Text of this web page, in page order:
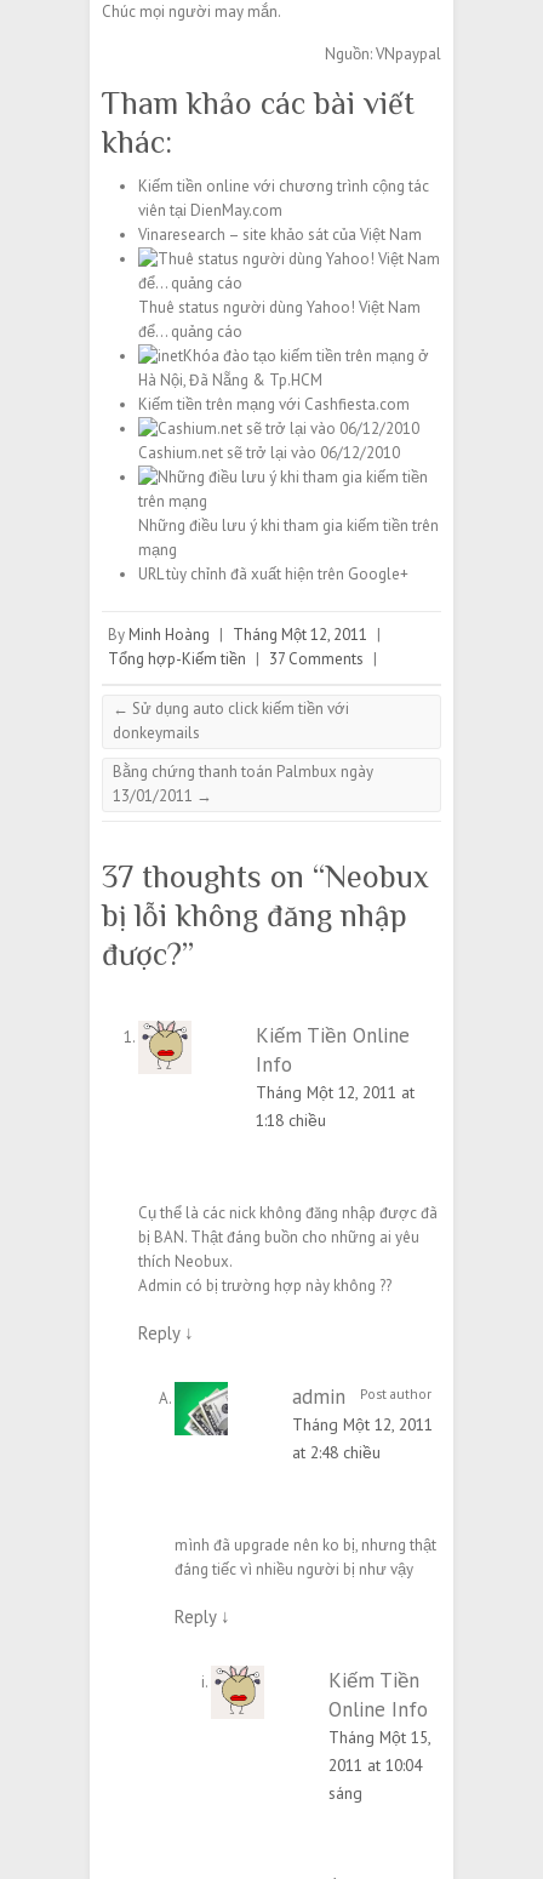
Chúc mọi người may mắn.
Nguồn: VNpaypal
Tham khảo các bài viết
khác:
Kiếm tiền online với chương trình cộng tác
viên tại DienMay.com
Vinaresearch – site khảo sát của Việt Nam
Thuê status người dùng Yahoo! Việt Nam
để… quảng cáo
Khóa đào tạo kiếm tiền trên mạng ở
Hà Nội, Đã Nẵng & Tp.HCM
Kiếm tiền trên mạng với Cashfiesta.com
Cashium.net sẽ trở lại vào 06/12/2010
Những điều lưu ý khi tham gia kiếm tiền trên
mạng
URL tùy chỉnh đã xuất hiện trên Google+
By Minh Hoàng | Tháng Một 12, 2011 |
Tổng hợp-Kiếm tiền | 37 Comments |
← Sử dụng auto click kiếm tiền với
donkeymails
Bằng chứng thanh toán Palmbux ngày
13/01/2011 →
37 thoughts on “Neobux
bị lỗi không đăng nhập
được?”
Kiếm Tiền Online
Info
Tháng Một 12, 2011 at
1:18 chiều
Cụ thể là các nick không đăng nhập được đã
bị BAN. Thật đáng buồn cho những ai yêu
thích Neobux.
Admin có bị trường hợp này không ??
Reply ↓
admin Post author
Tháng Một 12, 2011
at 2:48 chiều
mình đã upgrade nên ko bị, nhưng thật
đáng tiếc vì nhiều người bị như vậy
Reply ↓
Kiếm Tiền
Online Info
Tháng Một 15,
2011 at 10:04
sáng